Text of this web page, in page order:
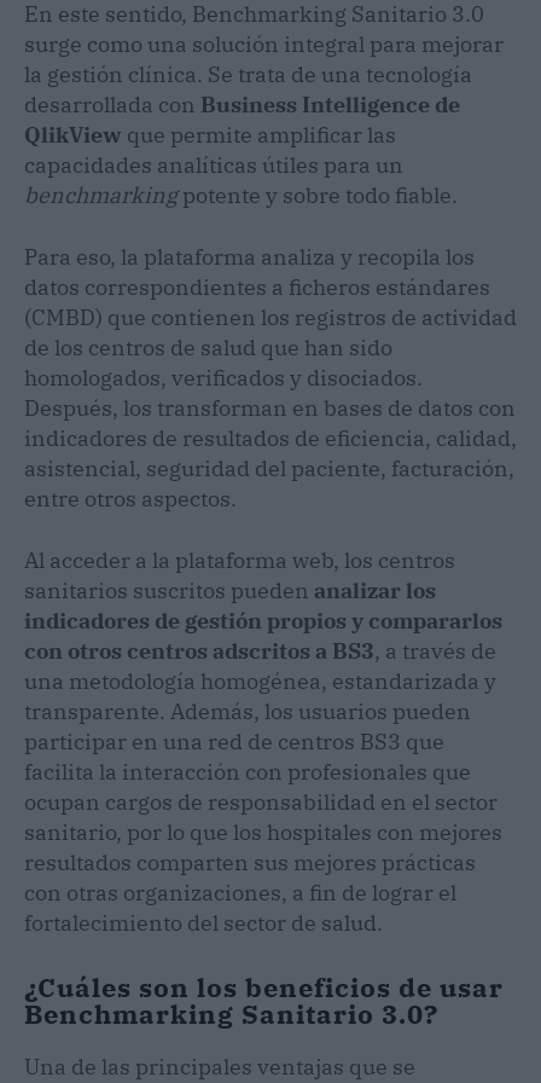
En este sentido, Benchmarking Sanitario 3.0
surge como una solución integral para mejorar
la gestión clínica. Se trata de una tecnología
desarrollada con Business Intelligence de
QlikView que permite amplificar las
capacidades analíticas útiles para un
benchmarkingpotente y sobre todo fiable.
Para eso, la plataforma analiza y recopila los
datos correspondientes a ficheros estándares
(CMBD) que contienen los registros de actividad
de los centros de salud que han sido
homologados, verificados y disociados.
Después, los transforman en bases de datos con
indicadores de resultados de eficiencia, calidad,
asistencial, seguridad del paciente, facturación,
entre otros aspectos.
Al acceder a la plataforma web, los centros
sanitarios suscritos pueden analizar los
indicadores de gestión propios y compararlos
con otros centros adscritos a BS3, a través de
una metodología homogénea, estandarizada y
transparente. Además, los usuarios pueden
participar en una red de centros BS3 que
facilita la interacción con profesionales que
ocupan cargos de responsabilidad en el sector
sanitario, por lo que los hospitales con mejores
resultados comparten sus mejores prácticas
con otras organizaciones, a fin de lograr el
fortalecimiento del sector de salud.
¿Cuáles son los beneficios de usar
Benchmarking Sanitario 3.0?
Una de las principales ventajas que se